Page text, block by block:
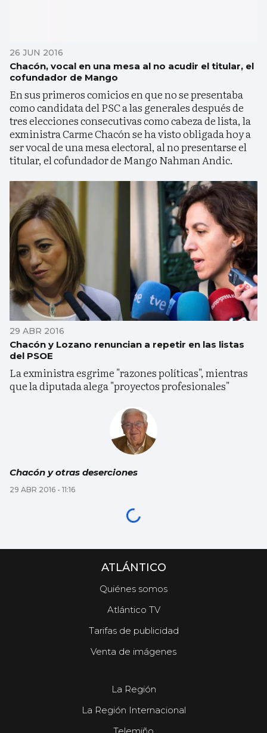
26 JUN 2016
Chacón, vocal en una mesa al no acudir el titular, el
cofundador de Mango
En sus primeros comicios en que no se presentaba
como candidata del PSC a las generales después de
tres elecciones consecutivas como cabeza de lista, la
exministra Carme Chacón se ha visto obligada hoy a
ser vocal de una mesa electoral, al no presentarse el
titular, el cofundador de Mango Nahman Andic.
29 ABR 2016
Chacón y Lozano renuncian a repetir en las listas
del PSOE
La exministra esgrime "razones políticas", mientras
que la diputada alega "proyectos profesionales"
Chacón y otras deserciones
29 ABR 2016 - 11:16
ATLÁNTICO
Quiénes somos
Atlántico TV
Tarifas de publicidad
Venta de imágenes
La Región
La Región Internacional